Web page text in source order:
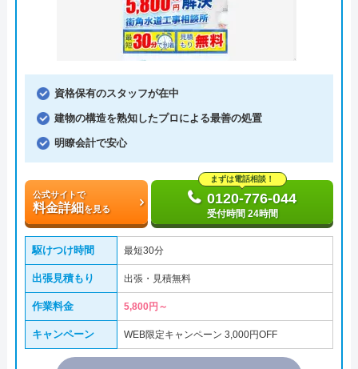
資格保有のスタッフが在中
建物の構造を熟知したプロによる最善の処置
明瞭会計で安心
公式サイトで
料金詳細を見る
まずは電話相談！
0120-776-044
受付時間 24時間
駆けつけ時間 最短30分
出張見積もり 出張・見積無料
作業料金 5,800円～
キャンペーン WEB限定キャンペーン 3,000円OFF